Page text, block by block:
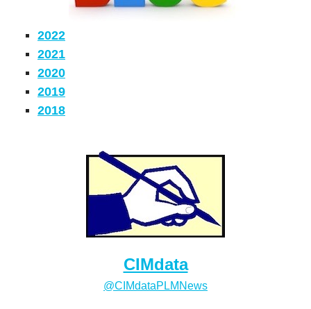
2022
2021
2020
2019
2018
CIMdata
@CIMdataPLMNews